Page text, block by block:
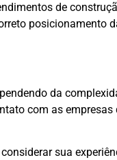
de
posicionamento
da
com as
sua